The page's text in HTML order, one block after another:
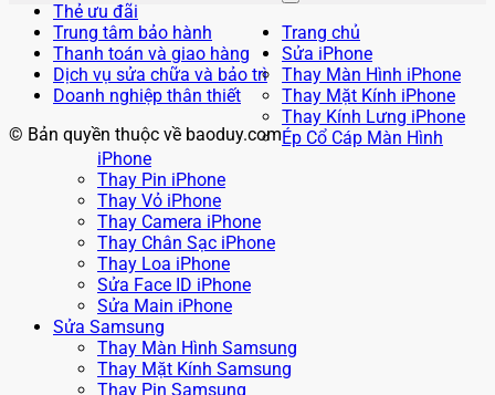
Thẻ ưu đãi
Trung tâm bảo hành
Thanh toán và giao hàng
Dịch vụ sửa chữa và bảo trì
Doanh nghiệp thân thiết
© Bản quyền thuộc về baoduy.com
Trang chủ
Sửa iPhone
Thay Màn Hình iPhone
Thay Mặt Kính iPhone
Thay Kính Lưng iPhone
Ép Cổ Cáp Màn Hình
iPhone
Thay Pin iPhone
Thay Vỏ iPhone
Thay Camera iPhone
Thay Chân Sạc iPhone
Thay Loa iPhone
Sửa Face ID iPhone
Sửa Main iPhone
Sửa Samsung
Thay Màn Hình Samsung
Thay Mặt Kính Samsung
Thay Pin Samsung